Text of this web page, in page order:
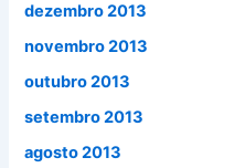
dezembro 2013
novembro 2013
outubro 2013
setembro 2013
agosto 2013